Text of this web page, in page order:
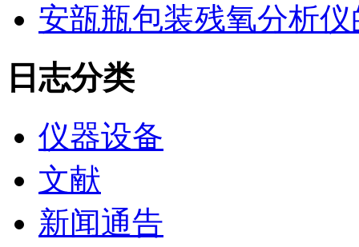
安瓿瓶包装残氧分析
日志分类
仪器设备
文献
新闻通告